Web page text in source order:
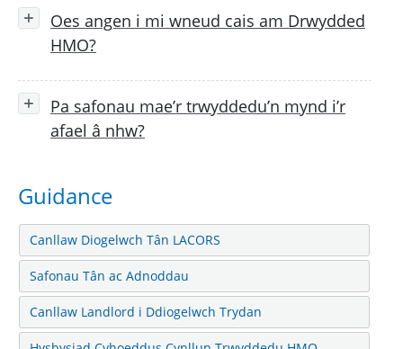
Oes angen i mi wneud cais am Drwydded
HMO?
Pa safonau mae’r trwyddedu’n mynd i’r
afael â nhw?
Guidance
Canllaw Diogelwch Tân LACORS
Safonau Tân ac Adnoddau
Canllaw Landlord i Ddiogelwch Trydan